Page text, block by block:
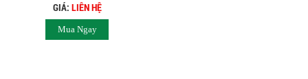
GIÁ: LIÊN HỆ
Mua Ngay